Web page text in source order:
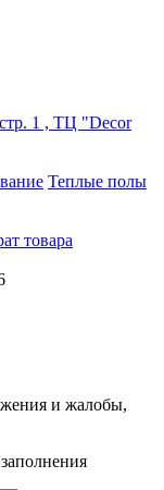
1 , ТЦ "Decor
Теплые полы
товара
и жалобы,